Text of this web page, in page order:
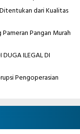
dari Kualitas
Pangan Murah
ILEGAL DI
Pengoperasian